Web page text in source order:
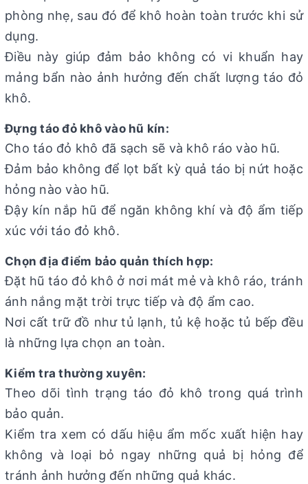
phòng nhẹ, sau đó để khô hoàn toàn trước khi sử
dụng.
Điều này giúp đảm bảo không có vi khuẩn hay
mảng bẩn nào ảnh hưởng đến chất lượng táo đỏ
khô.
Đựng táo đỏ khô vào hũ kín:
Cho táo đỏ khô đã sạch sẽ và khô ráo vào hũ.
Đảm bảo không để lọt bất kỳ quả táo bị nứt hoặc
hỏng nào vào hũ.
Đậy kín nắp hũ để ngăn không khí và độ ẩm tiếp
xúc với táo đỏ khô.
Chọn địa điểm bảo quản thích hợp:
Đặt hũ táo đỏ khô ở nơi mát mẻ và khô ráo, tránh
ánh nắng mặt trời trực tiếp và độ ẩm cao.
Nơi cất trữ đồ như tủ lạnh, tủ kệ hoặc tủ bếp đều
là những lựa chọn an toàn.
Kiểm tra thường xuyên:
Theo dõi tình trạng táo đỏ khô trong quá trình
bảo quản.
Kiểm tra xem có dấu hiệu ẩm mốc xuất hiện hay
không và loại bỏ ngay những quả bị hỏng để
tránh ảnh hưởng đến những quả khác.